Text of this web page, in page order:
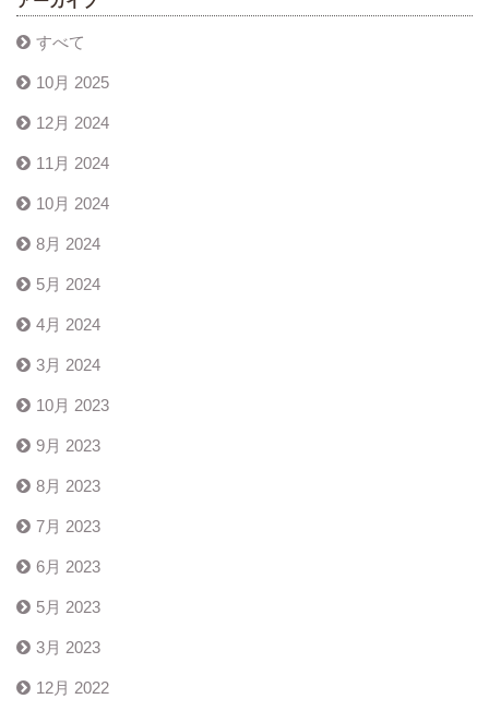
すべて
10月 2025
12月 2024
11月 2024
10月 2024
8月 2024
5月 2024
4月 2024
3月 2024
10月 2023
9月 2023
8月 2023
7月 2023
6月 2023
5月 2023
3月 2023
12月 2022